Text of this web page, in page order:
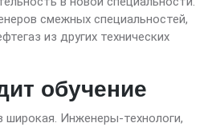
смежных специальностей,
из других технических
обучение
широкая. Инженеры-технологи,